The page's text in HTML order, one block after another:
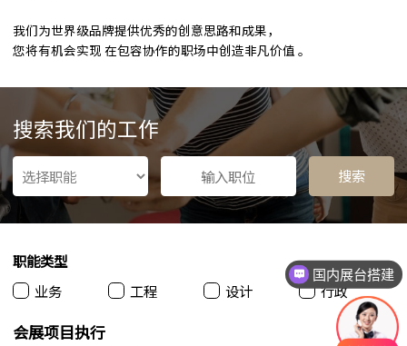
我们为世界级品牌提供优秀的创意思路和成果，
您将有机会实现 在包容协作的职场中创造非凡价值 。
搜索我们的工作
职能类型
业务
工程 设计 行政
会展项目执行
国内展台搭建